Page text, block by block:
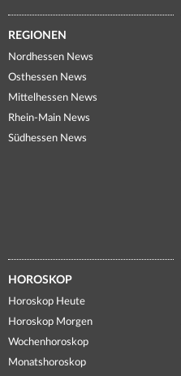
REGIONEN
Nordhessen News
Osthessen News
Mittelhessen News
Rhein-Main News
Südhessen News
HOROSKOP
Horoskop Heute
Horoskop Morgen
Wochenhoroskop
Monatshoroskop